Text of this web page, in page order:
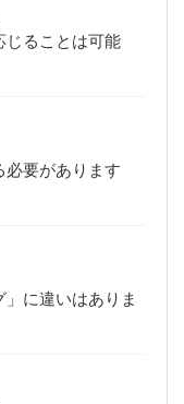
じることは可能
必要があります
に違いはありま